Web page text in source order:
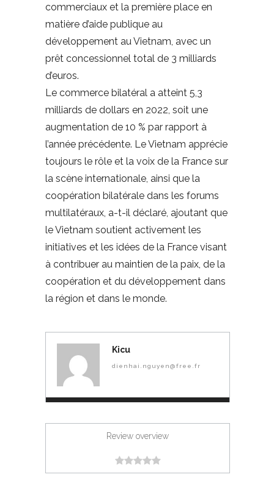
commerciaux et la première place en
matière d’aide publique au
développement au Vietnam, avec un
prêt concessionnel total de 3 milliards
d’euros.
Le commerce bilatéral a atteint 5,3
milliards de dollars en 2022, soit une
augmentation de 10 % par rapport à
l’année précédente. Le Vietnam apprécie
toujours le rôle et la voix de la France sur
la scène internationale, ainsi que la
coopération bilatérale dans les forums
multilatéraux, a-t-il déclaré, ajoutant que
le Vietnam soutient activement les
initiatives et les idées de la France visant
à contribuer au maintien de la paix, de la
coopération et du développement dans
la région et dans le monde.
Kicu
dienhai.nguyen@free.fr
Review overview